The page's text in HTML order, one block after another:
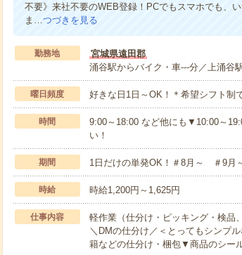
不要》来社不要のWEB登録！PCでもスマホでも、
ま…つづきを見る
勤務地
宮城県遠田郡
涌谷駅からバイク・車---分／上涌谷
曜日頻度 好きな日1日～OK！＊希望シフト制
時間
9:00～18:00 など他にも▼10:00～
い！
期間 1日だけの単発OK！＃8月～ ＃9月
時給 時給1,200円～1,625円
仕事内容
軽作業（仕分け・ピッキング・検品
＼DMの仕分け／＜とってもシンプ
籍などの仕分け・梱包▼商品のシ